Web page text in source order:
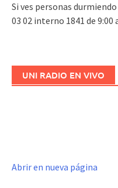
Si ves personas
03 02 interno 1841 de 9:00
UNI RADIO EN VIVO
Abrir en nueva página